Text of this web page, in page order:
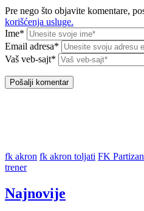
Pre nego što objavite komentare,
korišćenja usluge.
Ime*
Email adresa*
Vaš veb-sajt*
fk akron fk akron toljati FK Partizan
trener
Najnovije